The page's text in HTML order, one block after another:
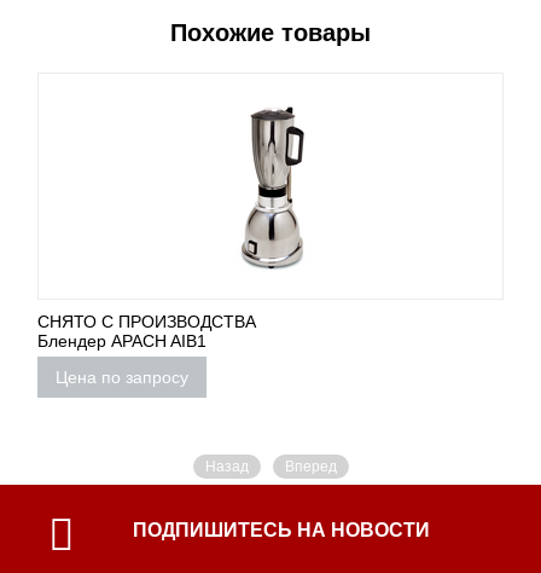
Похожие товары
СНЯТО С ПРОИЗВОДСТВА
Блендер APACH AIB1
Цена по запросу
Назад Вперед
ПОДПИШИТЕСЬ НА НОВОСТИ